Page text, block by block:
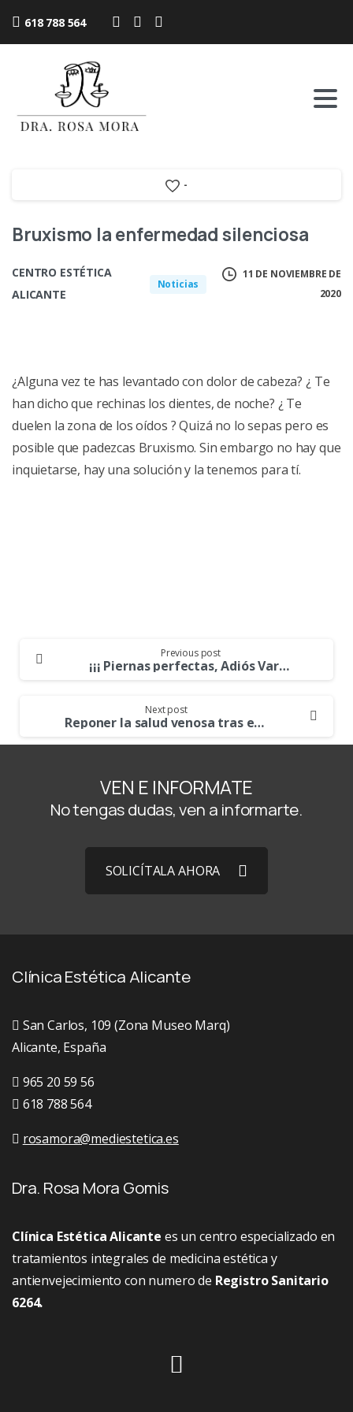
618 788 564
-
Bruxismo la enfermedad silenciosa
CENTRO ESTÉTICA
ALICANTE
Noticias
11 DE NOVIEMBRE DE
2020
¿Alguna vez te has levantado con dolor de cabeza? ¿ Te
han dicho que rechinas los dientes, de noche? ¿ Te
duelen la zona de los oídos ? Quizá no lo sepas pero es
posible que padezcas Bruxismo. Sin embargo no hay que
inquietarse, hay una solución y la tenemos para tí.
Reading
Previous post
¡¡¡ Piernas perfectas, Adiós Varices !!!
Next post
Reponer la salud venosa tras el bache del confinamiento
VEN E INFORMATE
No tengas dudas, ven a informarte.
SOLICÍTALA AHORA
Clínica Estética Alicante
San Carlos, 109 (Zona Museo Marq)
Alicante, España
965 20 59 56
618 788 564
rosamora@mediestetica.es
Dra. Rosa Mora Gomis
Clínica Estética Alicante es un centro especializado en
tratamientos integrales de medicina estética y
antienvejecimiento con numero de Registro Sanitario
6264.